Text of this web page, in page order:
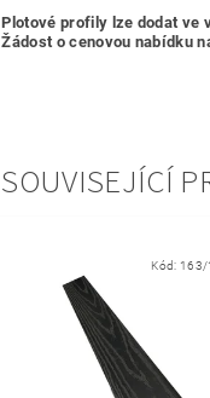
Plotové profily lze dodat ve
Žádost o cenovou nabídku
SOUVISEJÍCÍ
Kód: 163/